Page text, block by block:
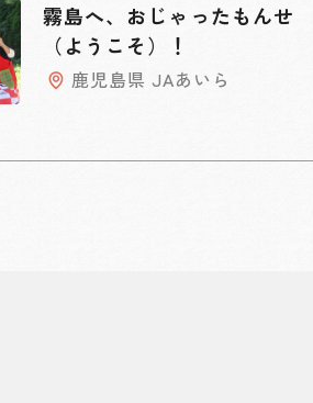
霧島へ、おじゃったもんせ
（ようこそ）！
鹿児島県 JAあいら